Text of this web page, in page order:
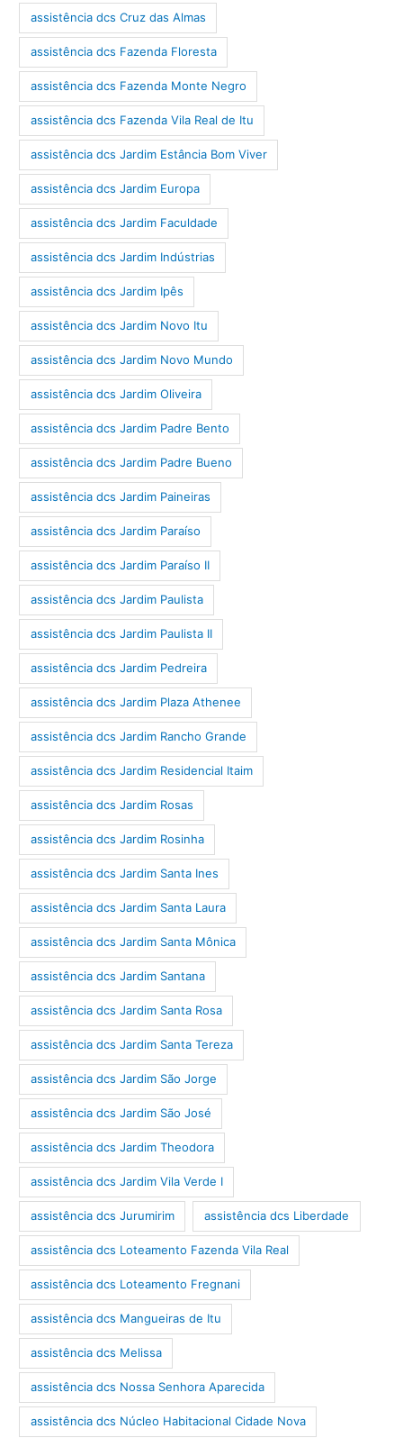
assistência dcs Cruz das Almas
assistência dcs Fazenda Floresta
assistência dcs Fazenda Monte Negro
assistência dcs Fazenda Vila Real de Itu
assistência dcs Jardim Estância Bom Viver
assistência dcs Jardim Europa
assistência dcs Jardim Faculdade
assistência dcs Jardim Indústrias
assistência dcs Jardim Ipês
assistência dcs Jardim Novo Itu
assistência dcs Jardim Novo Mundo
assistência dcs Jardim Oliveira
assistência dcs Jardim Padre Bento
assistência dcs Jardim Padre Bueno
assistência dcs Jardim Paineiras
assistência dcs Jardim Paraíso
assistência dcs Jardim Paraíso II
assistência dcs Jardim Paulista
assistência dcs Jardim Paulista II
assistência dcs Jardim Pedreira
assistência dcs Jardim Plaza Athenee
assistência dcs Jardim Rancho Grande
assistência dcs Jardim Residencial Itaim
assistência dcs Jardim Rosas
assistência dcs Jardim Rosinha
assistência dcs Jardim Santa Ines
assistência dcs Jardim Santa Laura
assistência dcs Jardim Santa Mônica
assistência dcs Jardim Santana
assistência dcs Jardim Santa Rosa
assistência dcs Jardim Santa Tereza
assistência dcs Jardim São Jorge
assistência dcs Jardim São José
assistência dcs Jardim Theodora
assistência dcs Jardim Vila Verde I
assistência dcs Jurumirim assistência dcs Liberdade
assistência dcs Loteamento Fazenda Vila Real
assistência dcs Loteamento Fregnani
assistência dcs Mangueiras de Itu
assistência dcs Melissa
assistência dcs Nossa Senhora Aparecida
assistência dcs Núcleo Habitacional Cidade Nova